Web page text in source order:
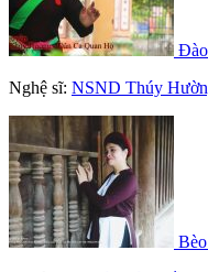
Nghệ sĩ: NSND Thúy